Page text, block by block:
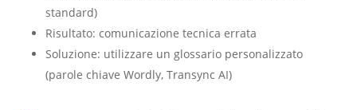
standard)
Risultato: comunicazione tecnica errata
Soluzione: utilizzare un glossario personalizzato
(parole chiave Wordly, Transync AI)
Nederlands
Polski